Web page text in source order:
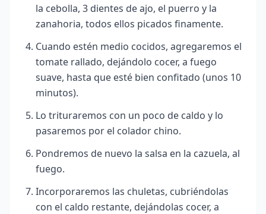
la cebolla, 3 dientes de ajo, el puerro y la
zanahoria, todos ellos picados finamente.
Cuando estén medio cocidos, agregaremos el
tomate rallado, dejándolo cocer, a fuego
suave, hasta que esté bien confitado (unos 10
minutos).
Lo trituraremos con un poco de caldo y lo
pasaremos por el colador chino.
Pondremos de nuevo la salsa en la cazuela, al
fuego.
Incorporaremos las chuletas, cubriéndolas
con el caldo restante, dejándolas cocer, a